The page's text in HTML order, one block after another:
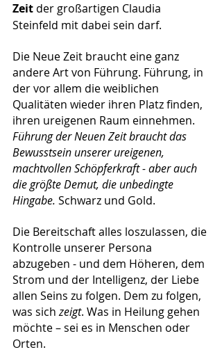
Zeit der großartigen Claudia
Steinfeld mit dabei sein darf.
Die Neue Zeit braucht eine ganz
andere Art von Führung. Führung, in
der vor allem die weiblichen
Qualitäten wieder ihren Platz finden,
ihren ureigenen Raum einnehmen.
Führung der Neuen Zeit braucht das
Bewusstsein unserer ureigenen,
machtvollen Schöpferkraft - aber auch
die größte Demut, die unbedingte
Hingabe. Schwarz und Gold.
Die Bereitschaft alles loszulassen, die
Kontrolle unserer Persona
abzugeben - und dem Höheren, dem
Strom und der Intelligenz, der Liebe
allen Seins zu folgen. Dem zu folgen,
was sich zeigt. Was in Heilung gehen
möchte – sei es in Menschen oder
Orten.